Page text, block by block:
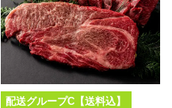
配送グループC【送料込】